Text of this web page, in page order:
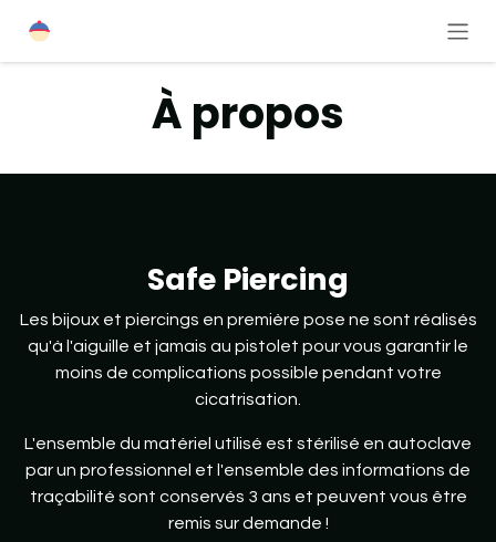
À propos
Safe Piercing
Les bijoux et piercings en première pose ne sont réalisés
qu'à l'aiguille et jamais au pistolet pour vous garantir le
moins de complications possible pendant votre
cicatrisation.
L'ensemble du matériel utilisé est stérilisé en autoclave
par un professionnel et l'ensemble des informations de
traçabilité sont conservés 3 ans et peuvent vous être
remis sur demande !